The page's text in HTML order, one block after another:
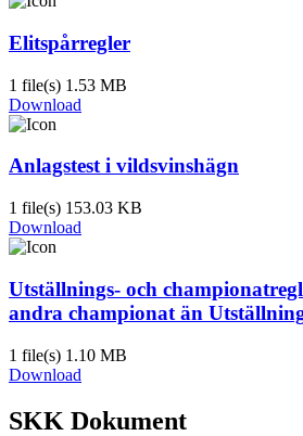
Elitspårregler
1 file(s) 1.53 MB
Download
Anlagstest i vildsvinshägn
1 file(s) 153.03 KB
Download
Utställnings- och
andra championat än
1 file(s) 1.10 MB
Download
SKK Dokument